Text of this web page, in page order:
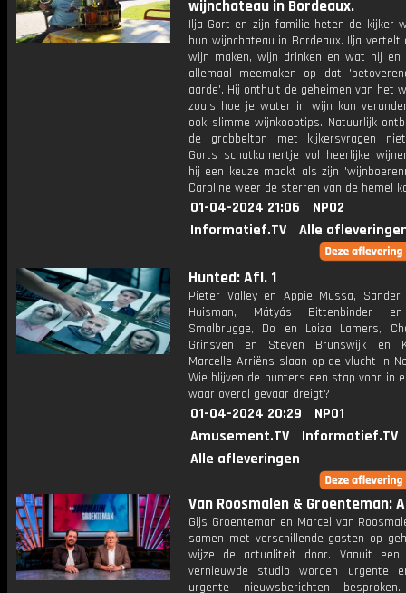
wijnchateau in Bordeaux.
Ilja Gort en zijn familie heten de kijker
hun wijnchateau in Bordeaux. Ilja vertelt
wijn maken, wijn drinken en wat hij en
allemaal meemaken op dat
aarde'. Hij onthult de geheimen van het
zoals hoe je water in wijn kan
ook slimme wijnkooptips. Natuurlijk
de grabbelton met kijkersvragen
Gorts schatkamertje vol heerlijke
hij een keuze maakt als zijn
Caroline weer de sterren van de hemel
01-04-2024 21:06
NPO2
Informatief.TV
Alle
Hunted: Afl. 1
Pieter Valley en Appie Mussa,
Huisman, Mátyás Bittenbinder
Smalbrugge, Do en Loiza Lamers,
Grinsven en Steven Brunswijk en
Marcelle Arriëns slaan op de vlucht in
Wie blijven de hunters een stap voor in
waar overal gevaar dreigt?
01-04-2024 20:29
NPO1
Amusement.TV
Informatief.TV
Alle afleveringen
Van Roosmalen & Groenteman:
Gijs Groenteman en Marcel van
samen met verschillende gasten op
wijze de actualiteit door. Vanuit een
vernieuwde studio worden urgente
urgente nieuwsberichten